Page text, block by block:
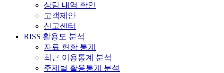
상담 내역 확인
고객제안
신고센터
RISS 활용도 분석
자료 현황 통계
최근 이용통계 분석
주제별 활용통계 분석